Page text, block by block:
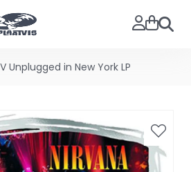
Unplugged in New York LP